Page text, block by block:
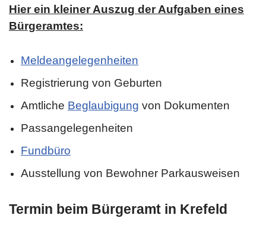
Hier ein kleiner Auszug der Aufgaben eines
Bürgeramtes:
Meldeangelegenheiten
Registrierung von Geburten
Amtliche Beglaubigung von Dokumenten
Passangelegenheiten
Fundbüro
Ausstellung von Bewohner Parkausweisen
Termin beim Bürgeramt in Krefeld